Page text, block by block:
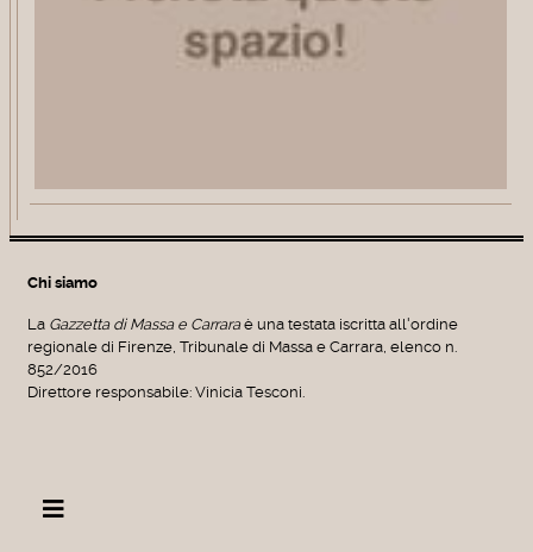
Chi siamo
La Gazzetta di Massa e Carraraè una testata iscritta all'ordine
regionale di Firenze, Tribunale di Massa e Carrara, elenco n.
852/2016
Direttore responsabile: Vinicia Tesconi.